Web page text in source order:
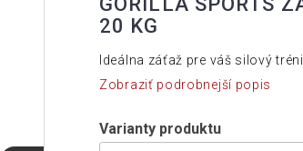
20 KG
Ideálna záťaž pre váš silový
Zobraziť podrobnejší popis
Varianty produktu